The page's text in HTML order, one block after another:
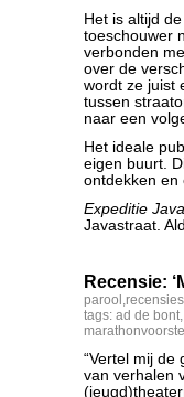
Het is altijd
toeschouwer
verbonden
over de
wordt ze juist
tussen
naar een
Het ideale
eigen buurt.
ontdekken en
Expeditie
Javastraat.
Recensie:
parool ,recensies
tags: ad de bont,
“Vertel mij de
van verhalen